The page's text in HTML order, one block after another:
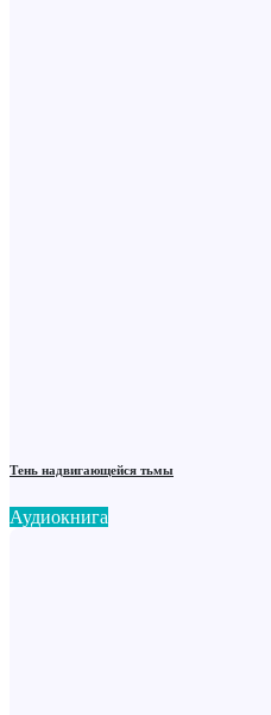
Тень надвигающейся тьмы
Аудиокнига